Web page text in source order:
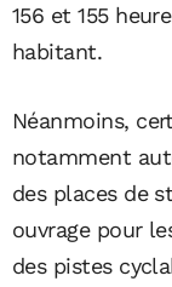
156 et 155
habitant.
Néanmoins,
notamment
des places de
ouvrage pour
des pistes